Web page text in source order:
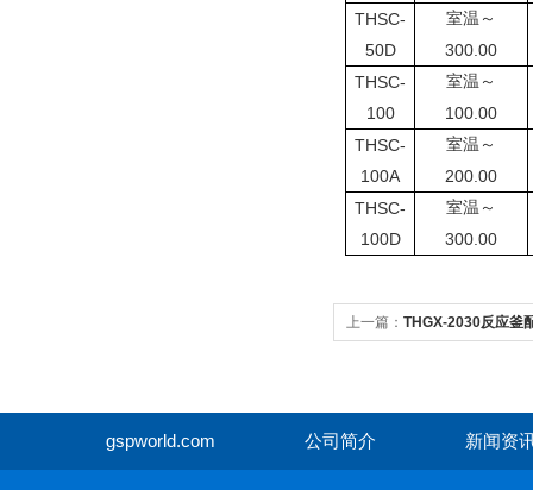
THSC-
50D
室温～
300.00
THSC-
100
室温～
100.00
THSC-
100A
室温～
200.00
THSC-
100D
室温～
300.00
上一篇： THGX-2030反应釜
gspworld.com 公司简介 新闻资